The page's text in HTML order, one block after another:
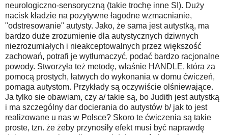
neurologiczno-sensoryczną (takie trochę inne SI). Duży
nacisk kładzie na pozytywne łagodne wzmacnianie,
"odstresowanie" autysty. Jako, że sama jest autystką, ma
bardzo duże zrozumienie dla autystycznych dziwnych
niezrozumiałych i nieakceptowalnych przez większość
zachowań, potrafi je wytłumaczyć, podać bardzo racjonalne
powody. Stworzyła też metodę, właśnie HANDLE, która za
pomocą prostych, łatwych do wykonania w domu ćwiczeń,
pomaga autystom. Przykłady są oczywiście olśniewające.
Ja tylko sie obawiam, czy a/ takie są, bo Judith jest autystką
i ma szczególny dar docierania do autystów b/ jak to jest
realizowane u nas w Polsce? Skoro te ćwiczenia są takie
proste, tzn. że żeby przynosiły efekt musi być naprawdę